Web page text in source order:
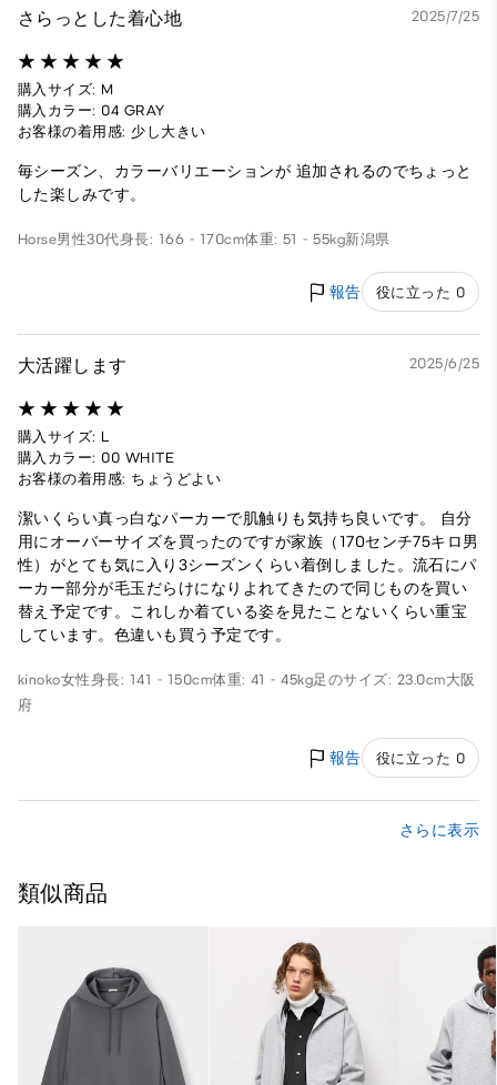
さらっとした着心地 2025/7/25
購入サイズ: M
購入カラー: 04 GRAY
お客様の着用感: 少し大きい
毎シーズン、カラーバリエーションが 追加されるのでちょっと
した楽しみです。
Horse男性30代身長: 166 - 170cm体重: 51 - 55kg新潟県
報告 役に立った 0
大活躍します 2025/6/25
購入サイズ: L
購入カラー: 00 WHITE
お客様の着用感: ちょうどよい
潔いくらい真っ白なパーカーで肌触りも気持ち良いです。 自分
用にオーバーサイズを買ったのですが家族（170センチ75キロ男
性）がとても気に入り3シーズンくらい着倒しました。流石にパ
ーカー部分が毛玉だらけになりよれてきたので同じものを買い
替え予定です。これしか着ている姿を見たことないくらい重宝
しています。色違いも買う予定です。
kinoko女性身長: 141 - 150cm体重: 41 - 45kg足のサイズ: 23.0cm大阪
府
報告 役に立った 0
さらに表示
類似商品